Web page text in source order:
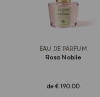
EAU DE PARFUM
Rosa Nobile
de€ 190.00